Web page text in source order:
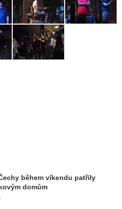
během víkendu patřily
domům